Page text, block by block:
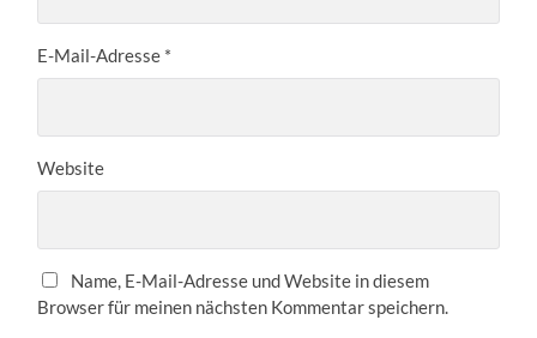
E-Mail-Adresse *
Website
Name, E-Mail-Adresse und Website in diesem
Browser für meinen nächsten Kommentar speichern.